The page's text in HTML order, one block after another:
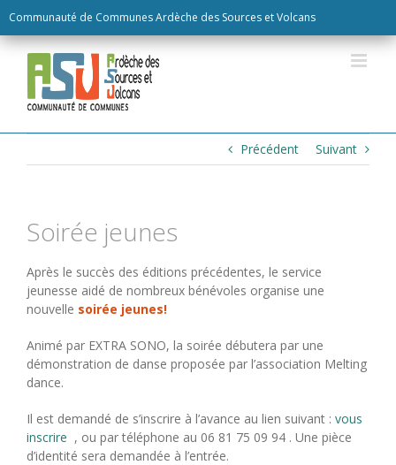
Communauté de Communes Ardèche des Sources et Volcans
to
content
Précédent Suivant
Soirée jeunes
Après le succès des éditions précédentes, le service
jeunesse aidé de nombreux bénévoles organise une
nouvelle soirée jeunes!
Animé par EXTRA SONO, la soirée débutera par une
démonstration de danse proposée par l’association Melting
dance.
Il est demandé de s’inscrire à l’avance au lien suivant : vous
inscrire , ou par téléphone au 06 81 75 09 94 . Une pièce
d’identité sera demandée à l’entrée.